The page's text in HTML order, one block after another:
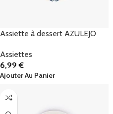
Assiette à dessert AZULEJO
Assiettes
6,99€
Ajouter Au Panier